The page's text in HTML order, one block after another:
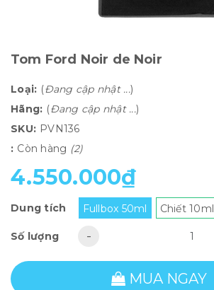
Tom Ford Noir de Noir
Loại: (Đang cập nhật ...)
Hãng: (Đang cập nhật ...)
SKU: PVN136
: Còn hàng (2)
4.550.000₫
Dung tích Fullbox 50ml Chiết 10ml
Số lượng -
MUA NGAY